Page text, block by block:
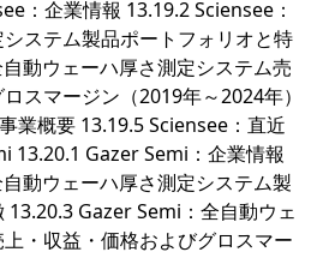
：企業情報 13.19.2 Sciensee：
ステム製品ポートフォリオと特
動ウェーハ厚さ測定システム売
スマージン（2019年～2024年）
業概要 13.19.5 Sciensee：直近
13.20.1 Gazer Semi：企業情報
動ウェーハ厚さ測定システム製
Gazer Semi：全自動ウェ
・収益・価格およびグロスマー